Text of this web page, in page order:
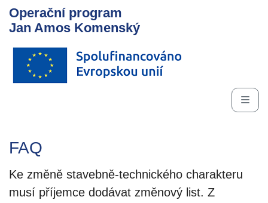
Operační program
Jan Amos Komenský
FAQ
Ke změně stavebně-technického charakteru
musí příjemce dodávat změnový list. Z